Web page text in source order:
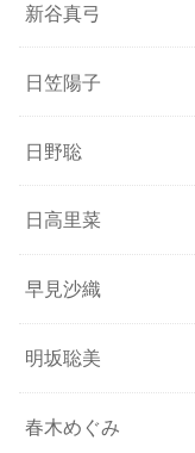
新谷真弓
日笠陽子
日野聡
日高里菜
早見沙織
明坂聡美
春木めぐみ